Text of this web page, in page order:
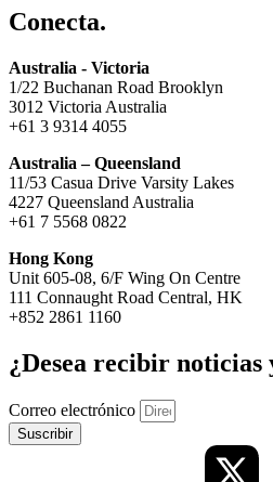
Conecta.
Australia - Victoria
1/22 Buchanan Road Brooklyn
3012 Victoria Australia
+61 3 9314 4055
Australia – Queensland
11/53 Casua Drive Varsity Lakes
4227 Queensland Australia
+61 7 5568 0822
Hong Kong
Unit 605-08, 6/F Wing On Centre
111 Connaught Road Central, HK
+852 2861 1160
¿Desea recibir noticias
Correo electrónico
Suscribir